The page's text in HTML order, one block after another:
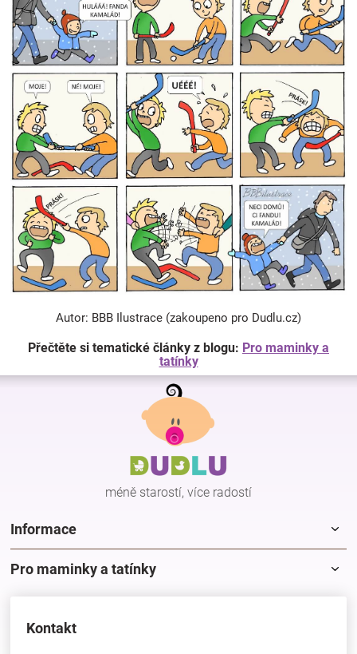
Autor: BBB Ilustrace (zakoupeno pro Dudlu.cz)
Přečtěte si tematické články z blogu: Pro maminky a
tatínky
Z
méně starostí, více radostí
Informace
Pro maminky a tatínky
Kontakt